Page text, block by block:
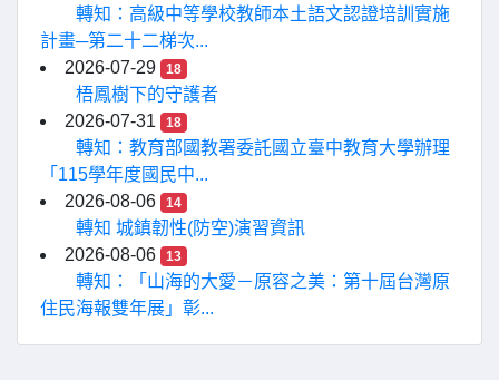
轉知：高級中等學校教師本土語文認證培訓實施
計畫─第二十二梯次...
2026-07-29
18
梧鳳樹下的守護者
2026-07-31
18
轉知：教育部國教署委託國立臺中教育大學辦理
「115學年度國民中...
2026-08-06
14
轉知 城鎮韌性(防空)演習資訊
2026-08-06
13
轉知：「山海的大愛－原容之美：第十屆台灣原
住民海報雙年展」彰...